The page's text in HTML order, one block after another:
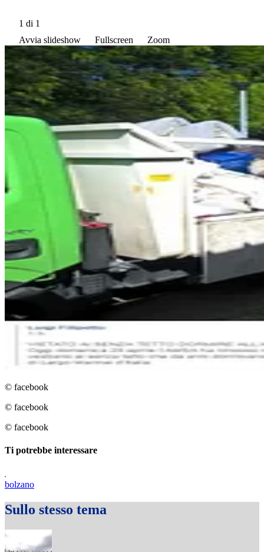
1 di 1
Avvia slideshow
Fullscreen Zoom
© facebook
© facebook
© facebook
Ti potrebbe interessare
bolzano
Sullo stesso tema